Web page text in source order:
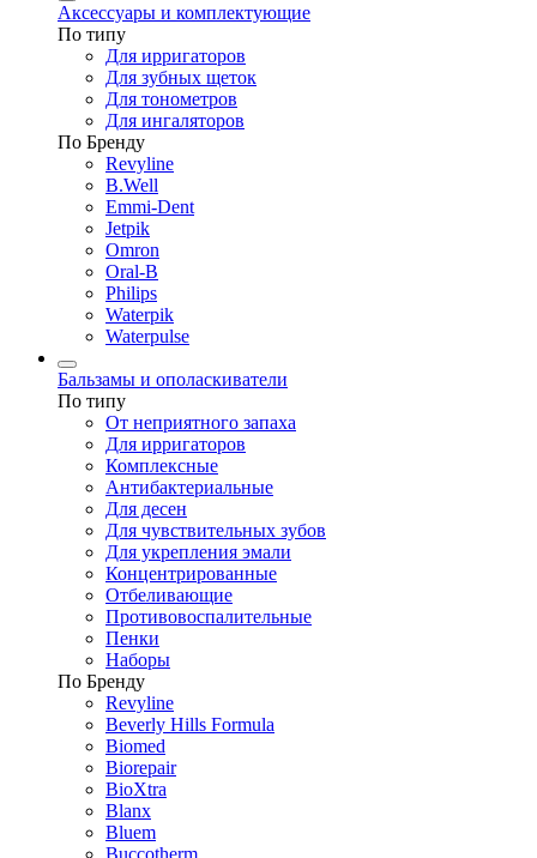
Аксессуары и комплектующие
По типу
Для ирригаторов
Для зубных щеток
Для тонометров
Для ингаляторов
По Бренду
Revyline
B.Well
Emmi-Dent
Jetpik
Omron
Oral-B
Philips
Waterpik
Waterpulse
Бальзамы и ополаскиватели
По типу
От неприятного запаха
Для ирригаторов
Комплексные
Антибактериальные
Для десен
Для чувствительных зубов
Для укрепления эмали
Концентрированные
Отбеливающие
Противовоспалительные
Пенки
Наборы
По Бренду
Revyline
Beverly Hills Formula
Biomed
Biorepair
BioXtra
Blanx
Bluem
Buccotherm